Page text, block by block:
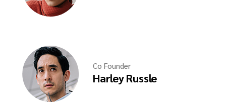
Co Founder
Harley Russle